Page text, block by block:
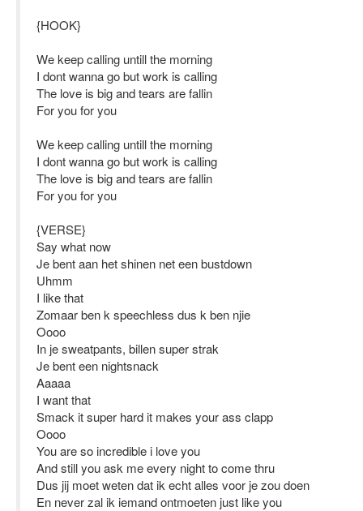
{HOOK}
We keep calling untill the morning
I dont wanna go but work is calling
The love is big and tears are fallin
For you for you
We keep calling untill the morning
I dont wanna go but work is calling
The love is big and tears are fallin
For you for you
{VERSE}
Say what now
Je bent aan het shinen net een bustdown
Uhmm
I like that
Zomaar ben k speechless dus k ben njie
Oooo
In je sweatpants, billen super strak
Je bent een nightsnack
Aaaaa
I want that
Smack it super hard it makes your ass clapp
Oooo
You are so incredible i love you
And still you ask me every night to come thru
Dus jij moet weten dat ik echt alles voor je zou doen
En never zal ik iemand ontmoeten just like you